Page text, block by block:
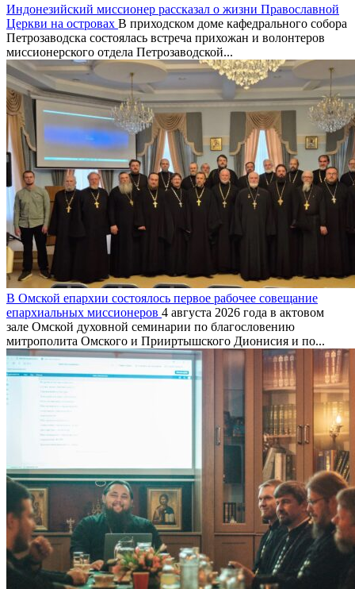
Индонезийский миссионер рассказал о жизни Православной
Церкви на островах В приходском доме кафедрального собора
Петрозаводска состоялась встреча прихожан и волонтеров
миссионерского отдела Петрозаводской...
В Омской епархии состоялось первое рабочее совещание
епархиальных миссионеров 4 августа 2026 года в актовом
зале Омской духовной семинарии по благословению
митрополита Омского и Прииртышского Дионисия и по...